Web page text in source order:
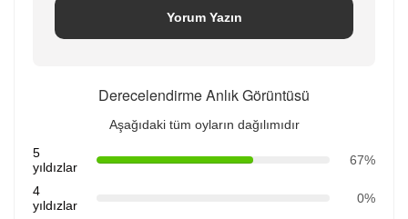
Yorum Yazın
Derecelendirme Anlık Görüntüsü
Aşağıdaki tüm oyların dağılımıdır
5
yıldızlar
67%
4
yıldızlar
0%